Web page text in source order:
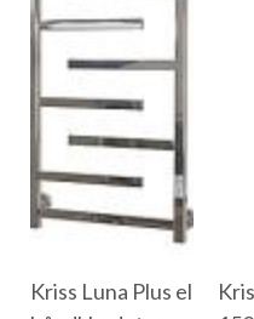
Kriss Luna Plus el